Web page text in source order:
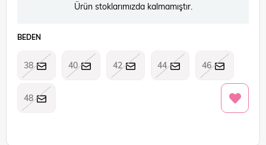
Ürün stoklarımızda kalmamıştır.
BEDEN
38 40 42 44 46
48